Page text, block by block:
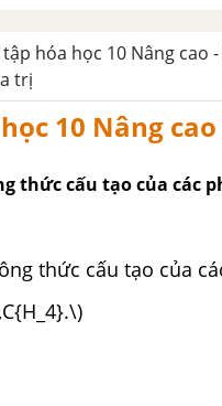
hóa học 10 Nâng cao
trị
10 Nâng cao
thức cấu tạo của các
thức cấu tạo của